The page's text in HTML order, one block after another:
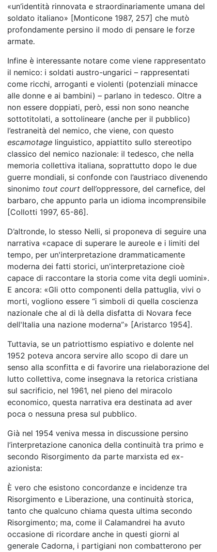
«un’identità rinnovata e straordinariamente umana del
soldato italiano» [Monticone 1987, 257] che mutò
profondamente persino il modo di pensare le forze
armate.
Infine è interessante notare come viene rappresentato
il nemico: i soldati austro-ungarici – rappresentati
come ricchi, arroganti e violenti (potenziali minacce
alle donne e ai bambini) – parlano in tedesco. Oltre a
non essere doppiati, però, essi non sono neanche
sottotitolati, a sottolineare (anche per il pubblico)
l’estraneità del nemico, che viene, con questo
escamotage linguistico, appiattito sullo stereotipo
classico del nemico nazionale: il tedesco, che nella
memoria collettiva italiana, soprattutto dopo le due
guerre mondiali, si confonde con l’austriaco divenendo
sinonimo tout court dell’oppressore, del carnefice, del
barbaro, che appunto parla un idioma incomprensibile
[Collotti 1997, 65-86].
D’altronde, lo stesso Nelli, si proponeva di seguire una
narrativa «capace di superare le aureole e i limiti del
tempo, per un'interpretazione drammaticamente
moderna dei fatti storici, un'interpretazione cioè
capace di raccontare la storia come vita degli uomini».
E ancora: «Gli otto componenti della pattuglia, vivi o
morti, vogliono essere “i simboli di quella coscienza
nazionale che al di là della disfatta di Novara fece
dell'Italia una nazione moderna”» [Aristarco 1954].
Tuttavia, se un patriottismo espiativo e dolente nel
1952 poteva ancora servire allo scopo di dare un
senso alla sconfitta e di favorire una rielaborazione del
lutto collettiva, come insegnava la retorica cristiana
sul sacrificio, nel 1961, nel pieno del miracolo
economico, questa narrativa era destinata ad aver
poca o nessuna presa sul pubblico.
Già nel 1954 veniva messa in discussione persino
l’interpretazione canonica della continuità tra primo e
secondo Risorgimento da parte marxista ed ex-
azionista:
È vero che esistono concordanze e incidenze tra
Risorgimento e Liberazione, una continuità storica,
tanto che qualcuno chiama questa ultima secondo
Risorgimento; ma, come il Calamandrei ha avuto
occasione di ricordare anche in questi giorni al
generale Cadorna, i partigiani non combatterono per